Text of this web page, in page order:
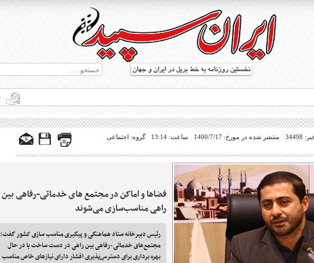
بریل در جهان
منتشر شده در مورخ: 1400/7/17 ساعت: 13:14 گروه: اجتماعی
فضاها و اماکن در مجتمع های خدماتی-رفاهی بین
راهی مناسب‌سازی می‌شوند
رئیس دبیرخانه ستاد هماهنگی و پیگیری مناسب سازی کشور گفت:
مجتمع‌های خدماتی-رفاهی بین راهی در دست ساخت یا در حال
بهره برداری برای دسترس‌پذیری اقشار دارای نیازهای خاص مناسب